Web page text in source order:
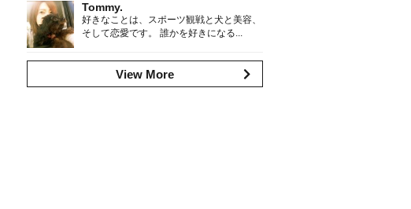
Tommy.
好きなことは、スポーツ観戦と犬と美容、
そして恋愛です。 誰かを好きになる...
View More